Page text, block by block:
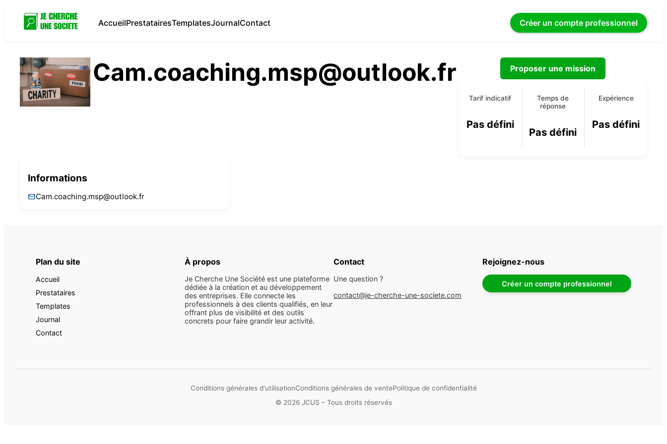
AccueilPrestatairesTemplatesJournalContact Créer un compte professionnel
Cam.coaching.msp@outlook.fr Proposer une mission
Tarif indicatif
Pas défini
Temps de
réponse
Pas défini
Expérience
Pas défini
Informations
Cam.coaching.msp@outlook.fr
Plan du site
Accueil
Prestataires
Templates
Journal
Contact
À propos
Je Cherche Une Société est une plateforme
dédiée à la création et au développement
des entreprises. Elle connecte les
professionnels à des clients qualifiés, en leur
offrant plus de visibilité et des outils
concrets pour faire grandir leur activité.
Contact
Une question ?
contact@je-cherche-une-societe.com
Rejoignez-nous
Créer un compte professionnel
Conditions générales d'utilisationConditions générales de ventePolitique de confidentialité
© 2026 JCUS – Tous droits réservés